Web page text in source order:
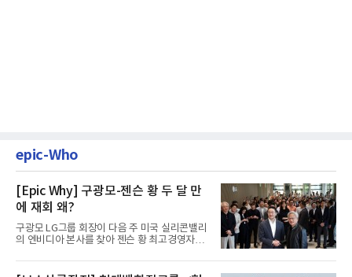
epic-Who
[Epic Why] 구광모-젠슨 황 두 달 만
에 재회 왜?
구광모 LG그룹 회장이 다음 주 미국 실리콘밸리
의 엔비디아 본사를 찾아 젠슨 황 최고경영자